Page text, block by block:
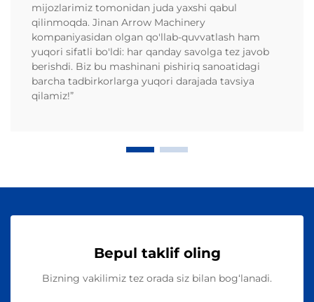
mijozlarimiz tomonidan juda yaxshi qabul
qilinmoqda. Jinan Arrow Machinery
kompaniyasidan olgan qo'llab-quvvatlash ham
yuqori sifatli bo'ldi: har qanday savolga tez javob
berishdi. Biz bu mashinani pishiriq sanoatidagi
barcha tadbirkorlarga yuqori darajada tavsiya
qilamiz!”
Bepul taklif oling
Bizning vakilimiz tez orada siz bilan bog‘lanadi.